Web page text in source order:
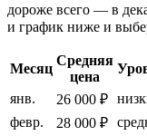
дороже всего — в
и график ниже и
Месяц
Средняя
цена
янв.
26 000 ₽
февр.
28 000 ₽